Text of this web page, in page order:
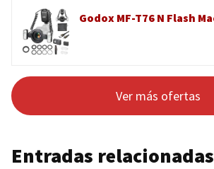
Ver más ofertas
Entradas relacionadas